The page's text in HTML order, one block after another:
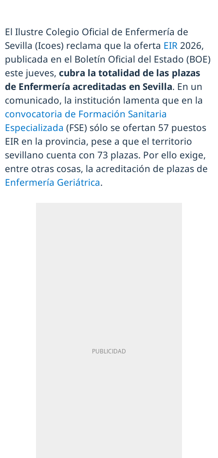
El Ilustre Colegio Oficial de Enfermería de
Sevilla (Icoes) reclama que la oferta EIR 2026,
publicada en el Boletín Oficial del Estado (BOE)
este jueves, cubra la totalidad de las plazas
de Enfermería acreditadas en Sevilla. En un
comunicado, la institución lamenta que en la
convocatoria de Formación Sanitaria
Especializada (FSE) sólo se ofertan 57 puestos
EIR en la provincia, pese a que el territorio
sevillano cuenta con 73 plazas. Por ello exige,
entre otras cosas, la acreditación de plazas de
Enfermería Geriátrica.